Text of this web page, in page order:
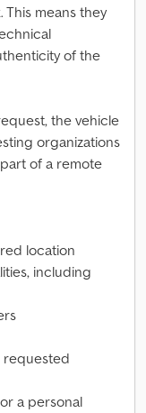
means they
of the
the vehicle
organizations
part of a remote
location
including
requested
a personal